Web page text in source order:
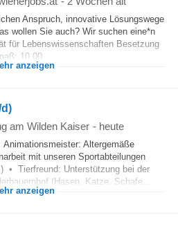
Anspruch, innovative Lösungswege
wollen Sie auch? Wir suchen eine*n
für Lebenswissenschaften Besetzung
10.00...
anzeigen
am Wilden Kaiser - heute
Altergemäße
mit unseren Sportabteilungen
• Tierfreund: Unterstützung bei der
(Hasen, Katze, Schafe...
anzeigen